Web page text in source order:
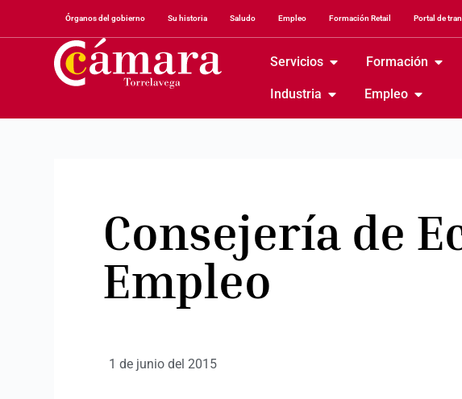
Órganos del gobierno Su historia Saludo Empleo Formación Retail Portal de
Servicios Formación
Industria Empleo
Consejería de
Empleo
1 de junio del 2015